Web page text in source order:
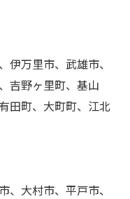
伊万里市、武雄市、
吉野ヶ里町、基山
田町、大町町、江北
、大村市、平戸市、